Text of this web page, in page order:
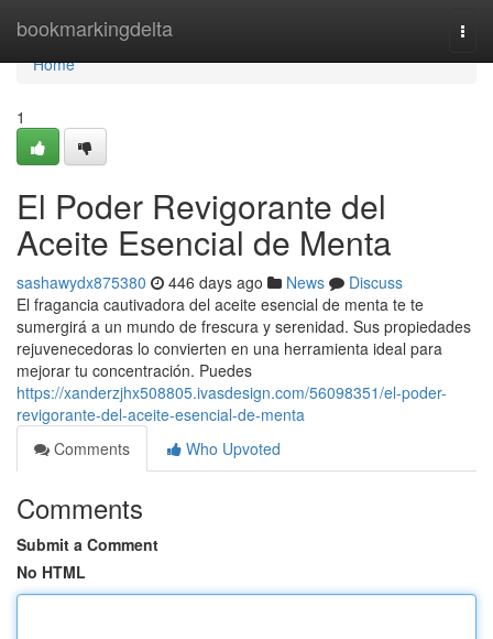
bookmarkingdelta
Home
Home
1
El Poder Revigorante del
Aceite Esencial de Menta
sashawydx875380 446 days ago News
Discuss
El fragancia cautivadora del aceite esencial de menta te te
sumergirá a un mundo de frescura y serenidad. Sus propiedades
rejuvenecedoras lo convierten en una herramienta ideal para
mejorar tu concentración. Puedes
https://xanderzjhx508805.ivasdesign.com/56098351/el-poder-
revigorante-del-aceite-esencial-de-menta
Comments
Who Upvoted
Comments
Submit a Comment
No HTML